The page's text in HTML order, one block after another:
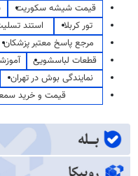
قیمت شیشه سکوریت
تور کربلا
استند
مرجع پاسخ معتبر پزشکان
قطعات لباسشویی
نمایندگی بوش در تهران
قیمت و خرید